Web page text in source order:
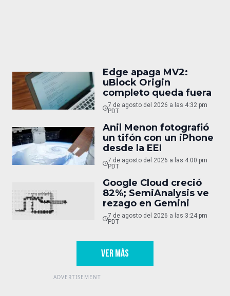
Edge apaga MV2:
uBlock Origin
completo queda fuera
7 de agosto del 2026 a las 4:32 pm
PDT
Anil Menon fotografió
un tifón con un iPhone
desde la EEI
7 de agosto del 2026 a las 4:00 pm
PDT
Google Cloud creció
82%; SemiAnalysis ve
rezago en Gemini
7 de agosto del 2026 a las 3:24 pm
PDT
VER MÁS